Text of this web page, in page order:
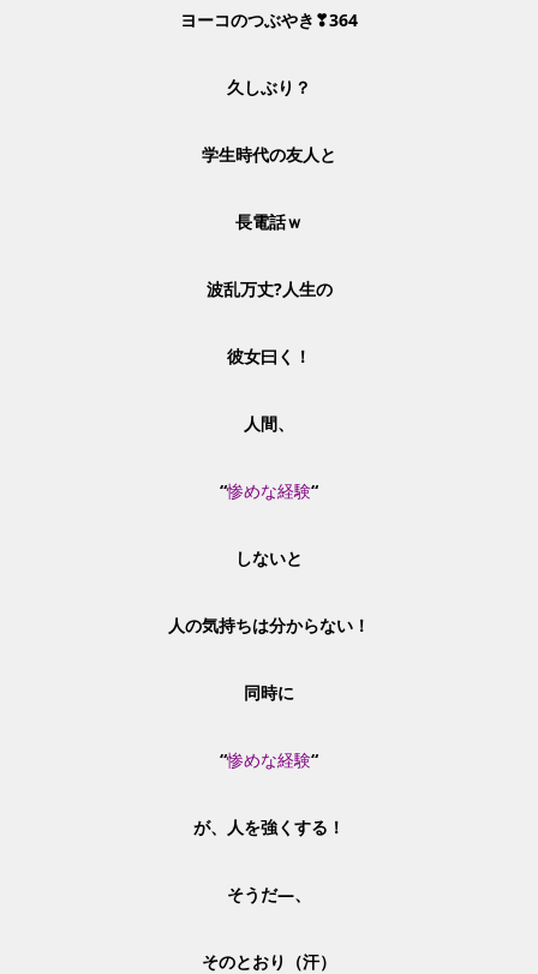
ヨーコのつぶやき❣364
久しぶり？
学生時代の友人と
長電話ｗ
波乱万丈?人生の
彼女曰く！
人間、
“惨めな経験“
しないと
人の気持ちは分からない！
同時に
“惨めな経験“
が、 人を強くする！
そうだ―、
そのとおり（汗）